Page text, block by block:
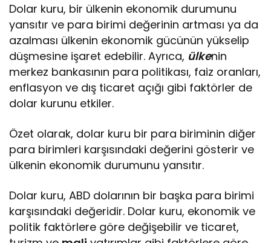
Dolar kuru, bir ülkenin ekonomik durumunu
yansıtır ve para birimi değerinin artması ya da
azalması ülkenin ekonomik gücünün yükselip
düşmesine işaret edebilir. Ayrıca, ülkenin
merkez bankasının para politikası, faiz oranları,
enflasyon ve dış ticaret açığı gibi faktörler de
dolar kurunu etkiler.
Özet olarak, dolar kuru bir para biriminin diğer
para birimleri karşısındaki değerini gösterir ve
ülkenin ekonomik durumunu yansıtır.
Dolar kuru, ABD dolarının bir başka para birimi
karşısındaki değeridir. Dolar kuru, ekonomik ve
politik faktörlere göre değişebilir ve ticaret,